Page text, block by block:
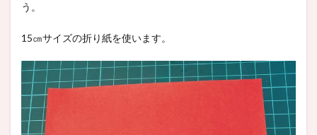
う。
15㎝サイズの折り紙を使います。